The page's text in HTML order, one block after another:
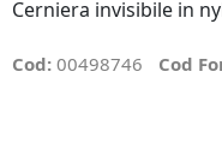
Cerniera invisibile in
Cod: 00498746 Cod